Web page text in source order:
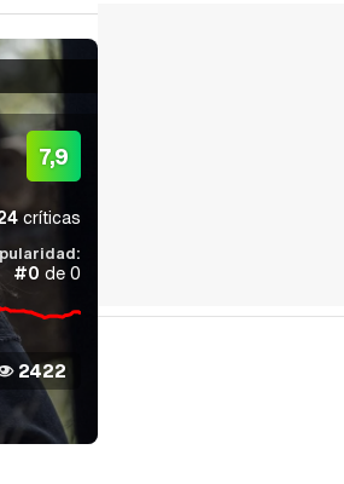
7,9
críticas
#0 de 0
2422